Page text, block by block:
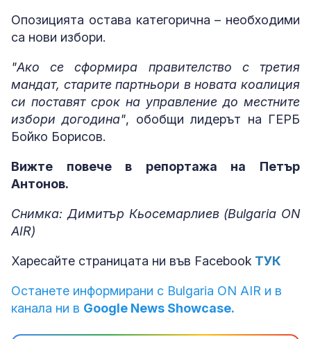
Опозицията остава категорична – необходими
са нови избори.
"Ако се сформира правителство с третия
мандат, старите партньори в новата коалиция
си поставят срок на управление до местните
избори догодина", обобщи лидерът на ГЕРБ
Бойко Борисов.
Вижте повече в репортажа на Петър
Антонов.
Снимка: Димитър Кьосемарлиев (Bulgaria ON
AIR)
Харесайте страницата ни във Facebook ТУК
Останете информирани с Bulgaria ON AIR и в
канала ни в Google News Showcase.